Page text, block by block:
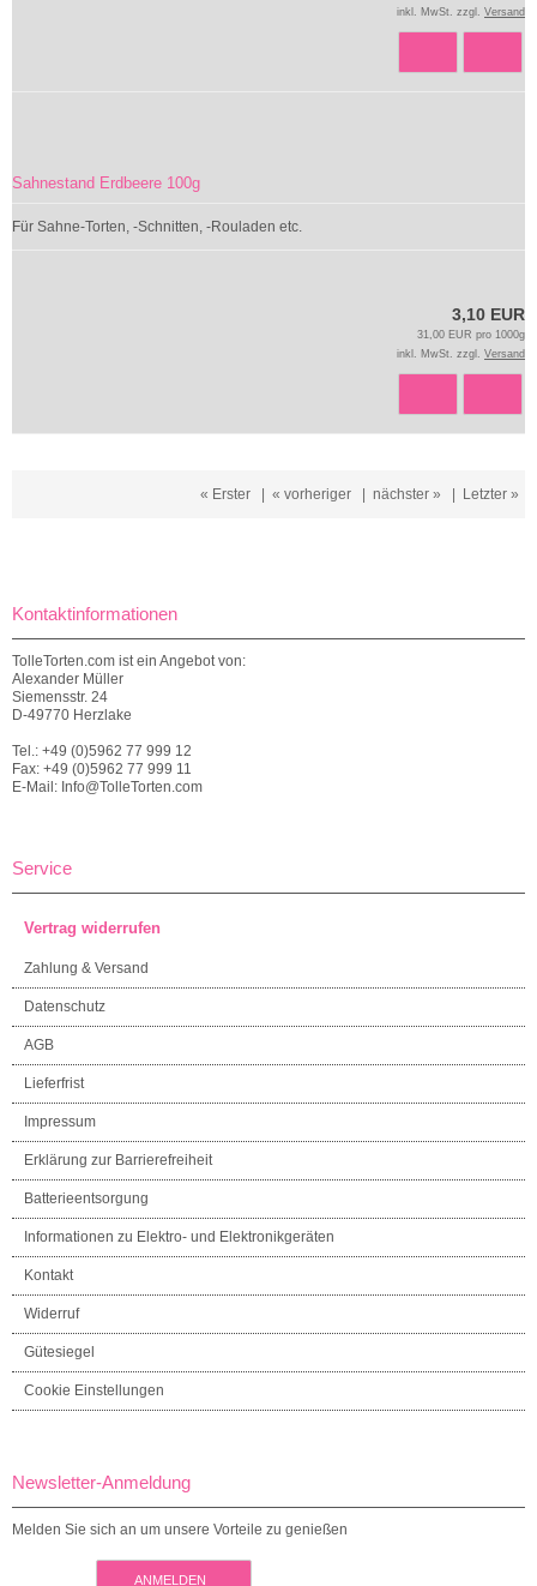
inkl. MwSt. zzgl. Versand
Sahnestand Erdbeere 100g
Für Sahne-Torten, -Schnitten, -Rouladen etc.
3,10 EUR
31,00 EUR pro 1000g
inkl. MwSt. zzgl. Versand
« Erster « vorheriger nächster » Letzter »
Kontaktinformationen
TolleTorten.com ist ein Angebot von:
Alexander Müller
Siemensstr. 24
D-49770 Herzlake
Tel.: +49 (0)5962 77 999 12
Fax: +49 (0)5962 77 999 11
E-Mail: Info@TolleTorten.com
Service
Vertrag widerrufen
Zahlung & Versand
Datenschutz
AGB
Lieferfrist
Impressum
Erklärung zur Barrierefreiheit
Batterieentsorgung
Informationen zu Elektro- und Elektronikgeräten
Kontakt
Widerruf
Gütesiegel
Cookie Einstellungen
Newsletter-Anmeldung
Melden Sie sich an um unsere Vorteile zu genießen
ANMELDEN